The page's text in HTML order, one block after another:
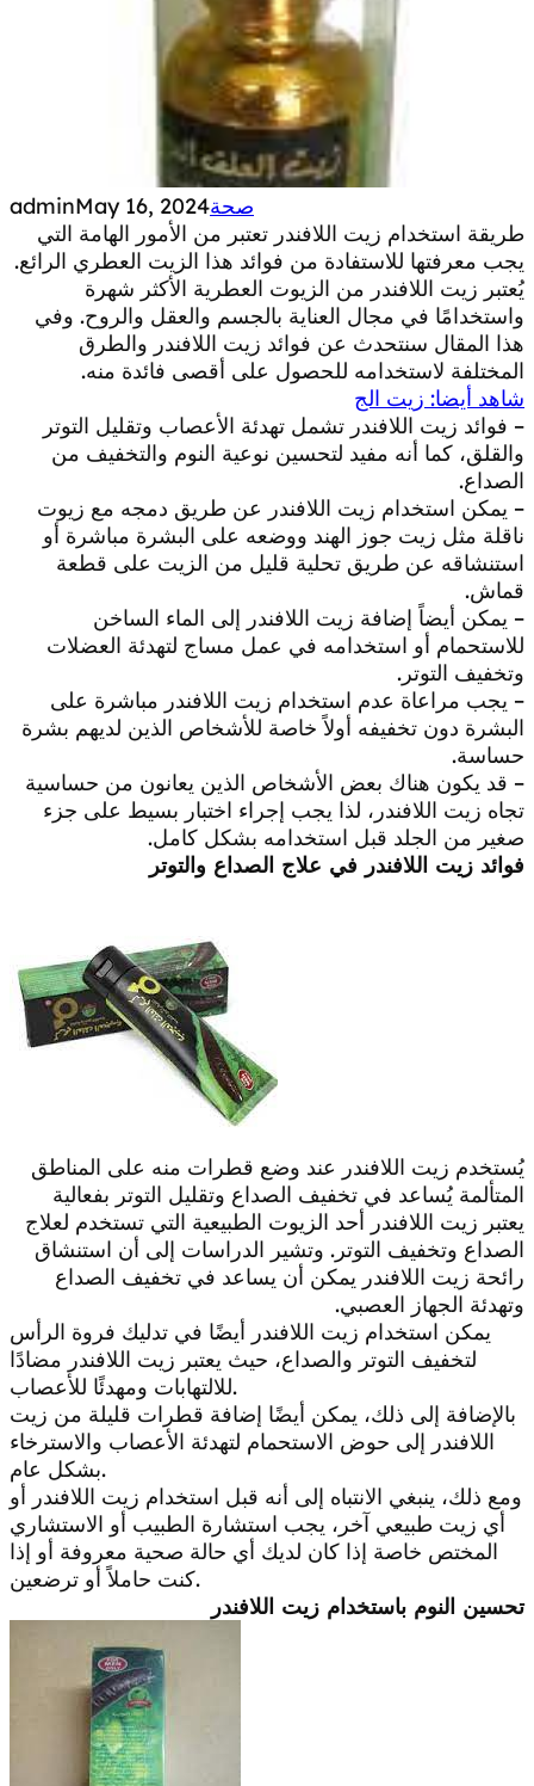
adminMay 16, 2024صحة
طريقة استخدام زيت اللافندر تعتبر من الأمور الهامة التي
يجب معرفتها للاستفادة من فوائد هذا الزيت العطري الرائع.
يُعتبر زيت اللافندر من الزيوت العطرية الأكثر شهرة
واستخدامًا في مجال العناية بالجسم والعقل والروح. وفي
هذا المقال سنتحدث عن فوائد زيت اللافندر والطرق
المختلفة لاستخدامه للحصول على أقصى فائدة منه.
شاهد أيضا: زيت الج
– فوائد زيت اللافندر تشمل تهدئة الأعصاب وتقليل التوتر
والقلق، كما أنه مفيد لتحسين نوعية النوم والتخفيف من
الصداع.
– يمكن استخدام زيت اللافندر عن طريق دمجه مع زيوت
ناقلة مثل زيت جوز الهند ووضعه على البشرة مباشرة أو
استنشاقه عن طريق تحلية قليل من الزيت على قطعة
قماش.
– يمكن أيضاً إضافة زيت اللافندر إلى الماء الساخن
للاستحمام أو استخدامه في عمل مساج لتهدئة العضلات
وتخفيف التوتر.
– يجب مراعاة عدم استخدام زيت اللافندر مباشرة على
البشرة دون تخفيفه أولاً خاصة للأشخاص الذين لديهم بشرة
حساسة.
– قد يكون هناك بعض الأشخاص الذين يعانون من حساسية
تجاه زيت اللافندر، لذا يجب إجراء اختبار بسيط على جزء
صغير من الجلد قبل استخدامه بشكل كامل.
فوائد زيت اللافندر في علاج الصداع والتوتر
يُستخدم زيت اللافندر عند وضع قطرات منه على المناطق
المتألمة يُساعد في تخفيف الصداع وتقليل التوتر بفعالية
يعتبر زيت اللافندر أحد الزيوت الطبيعية التي تستخدم لعلاج
الصداع وتخفيف التوتر. وتشير الدراسات إلى أن استنشاق
رائحة زيت اللافندر يمكن أن يساعد في تخفيف الصداع
وتهدئة الجهاز العصبي.
يمكن استخدام زيت اللافندر أيضًا في تدليك فروة الرأس
لتخفيف التوتر والصداع، حيث يعتبر زيت اللافندر مضادًا
للالتهابات ومهدئًا للأعصاب.
بالإضافة إلى ذلك، يمكن أيضًا إضافة قطرات قليلة من زيت
اللافندر إلى حوض الاستحمام لتهدئة الأعصاب والاسترخاء
بشكل عام.
ومع ذلك، ينبغي الانتباه إلى أنه قبل استخدام زيت اللافندر أو
أي زيت طبيعي آخر، يجب استشارة الطبيب أو الاستشاري
المختص خاصة إذا كان لديك أي حالة صحية معروفة أو إذا
كنت حاملاً أو ترضعين.
تحسين النوم باستخدام زيت اللافندر